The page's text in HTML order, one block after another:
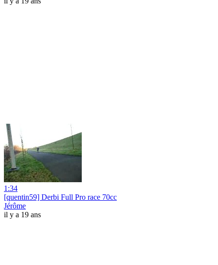
1:34
[quentin59] Derbi Full Pro race 70cc
Jérôme
il y a 19 ans